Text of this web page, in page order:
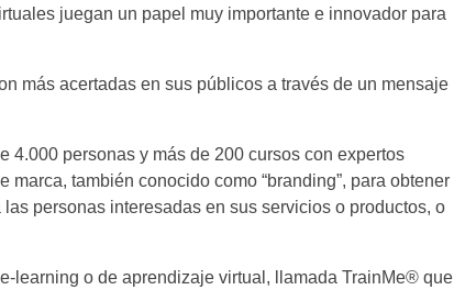
juegan un papel muy importante e innovador para
más acertadas en sus públicos a través de un mensaje
4.000 personas y más de 200 cursos con expertos
también conocido como “branding”, para obtener
personas interesadas en sus servicios o productos, o
learning o de aprendizaje virtual, llamada TrainMe® que